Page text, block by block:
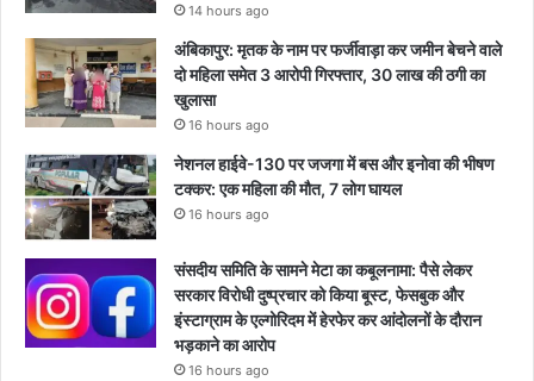
14 hours ago
अंबिकापुर: मृतक के नाम पर फर्जीवाड़ा कर जमीन बेचने वाले
दो महिला समेत 3 आरोपी गिरफ्तार, 30 लाख की ठगी का
खुलासा
16 hours ago
नेशनल हाईवे-130 पर जजगा में बस और इनोवा की भीषण
टक्कर: एक महिला की मौत, 7 लोग घायल
16 hours ago
संसदीय समिति के सामने मेटा का कबूलनामा: पैसे लेकर
सरकार विरोधी दुष्प्रचार को किया बूस्ट, फेसबुक और
इंस्टाग्राम के एल्गोरिदम में हेरफेर कर आंदोलनों के दौरान
भड़काने का आरोप
16 hours ago